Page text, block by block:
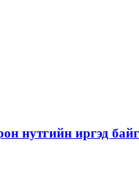
нутгийн иргэд